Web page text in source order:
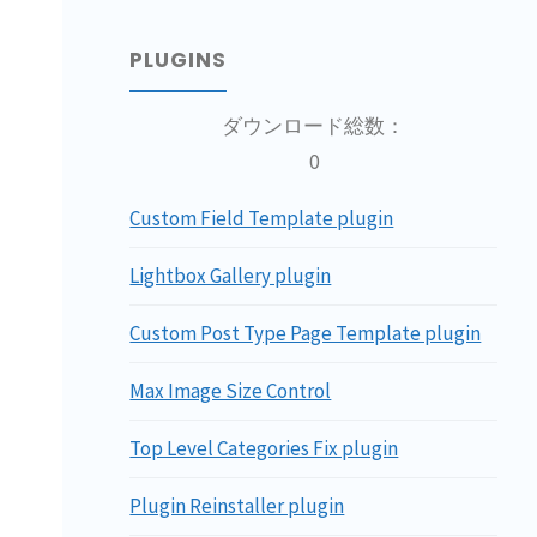
PLUGINS
ダウンロード総数：
0
Custom Field Template plugin
Lightbox Gallery plugin
Custom Post Type Page Template plugin
Max Image Size Control
Top Level Categories Fix plugin
Plugin Reinstaller plugin